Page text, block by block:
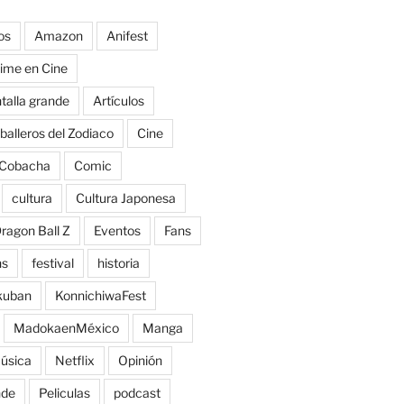
Amazon Anifest
en Cine
grande Artículos
del Zodiaco Cine
Comic
cultura Cultura Japonesa
Ball Z Eventos Fans
festival historia
KonnichiwaFest
MadokaenMéxico Manga
Netflix Opinión
Peliculas podcast